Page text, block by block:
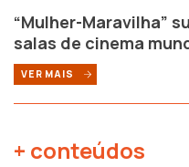
“Mulher-Maravilha”
salas de cinema
VER MAIS
+ conteúdos